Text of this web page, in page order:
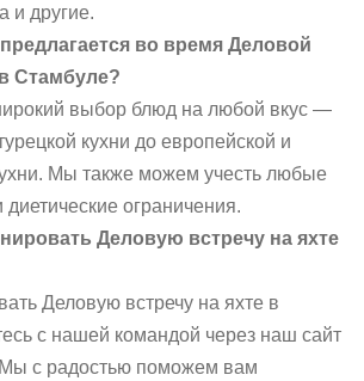
и другие.
во время Деловой
Стамбуле?
выбор блюд на любой вкус —
кухни до европейской и
Мы также можем учесть любые
ограничения.
Деловую встречу на яхте
Деловую встречу на яхте в
с нашей командой через наш сайт
с радостью поможем вам